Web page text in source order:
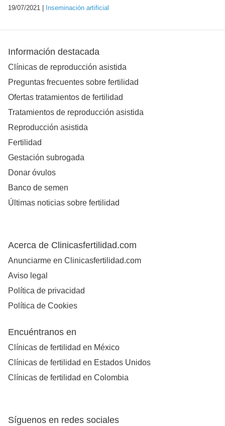
19/07/2021 | Inseminación artificial
Información destacada
Clínicas de reproducción asistida
Preguntas frecuentes sobre fertilidad
Ofertas tratamientos de fertilidad
Tratamientos de reproducción asistida
Reproducción asistida
Fertilidad
Gestación subrogada
Donar óvulos
Banco de semen
Últimas noticias sobre fertilidad
Acerca de Clinicasfertilidad.com
Anunciarme en Clinicasfertilidad.com
Aviso legal
Política de privacidad
Política de Cookies
Encuéntranos en
Clínicas de fertilidad en México
Clínicas de fertilidad en Estados Unidos
Clínicas de fertilidad en Colombia
Síguenos en redes sociales